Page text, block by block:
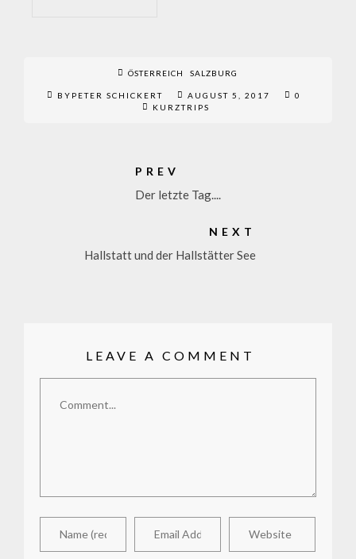
ÖSTERREICH SALZBURG
BYPETER SCHICKERT AUGUST 5, 2017
0
KURZTRIPS
PREV
Der letzte Tag....
NEXT
Hallstatt und der Hallstätter See
LEAVE A COMMENT